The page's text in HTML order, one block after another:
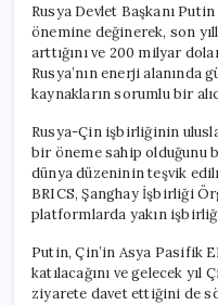
Rusya Devlet Başkanı
önemine değinerek, son
arttığını ve 200 milyar
Rusya’nın enerji
kaynakların sorumlu bir
Rusya-Çin işbirliğinin
bir öneme sahip olduğunu
dünya düzeninin teşvik
BRICS, Şanghay İşbirliği
platformlarda yakın
Putin, Çin’in Asya Pasifik
katılacağını ve gelecek yıl
ziyarete davet ettiğini de